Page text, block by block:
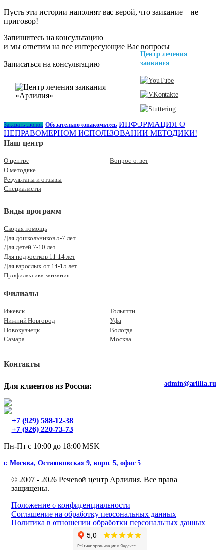
Пусть эти истории наполнят вас верой, что заикание – не
приговор!
Запишитесь на консультацию
и мы ответим на все интересующие Вас вопросы
Записаться на консультацию
Центр лечения
заикания
Заказать звонок Обязательно ознакомьтесь ИНФОРМАЦИЯ О
НЕПРАВОМЕРНОМ ИСПОЛЬЗОВАНИИ МЕТОДИКИ!
Наш центр
О центре
О методике
Результаты и отзывы
Специалисты
Вопрос-ответ
Виды программ
Скорая помощь
Для дошкольников 5-7 лет
Для детей 7-10 лет
Для подростков 11-14 лет
Для взрослых от 14-15 лет
Профилактика заикания
Филиалы
Ижевск
Нижний Новгород
Новокузнецк
Самара
Тольятти
Уфа
Вологда
Москва
Контакты
Для клиентов из России:
+7 (929) 588-12-38
+7 (926) 220-73-73
Пн-Пт с 10:00 до 18:00 MSK
admin@arlilia.ru
г. Москва, Осташковская 9, корп. 5, офис 5
© 2007 - 2026 Речевой центр Арлилия. Все права
защищены.
Положение о конфиденциальности
Соглашение на обработку персональных данных
Политика в отношении обработки персональных данных